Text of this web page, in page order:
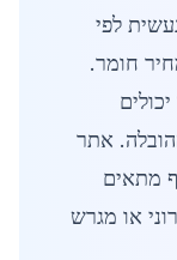
לפי
חומר.
אתר
מתאים
או מגרש